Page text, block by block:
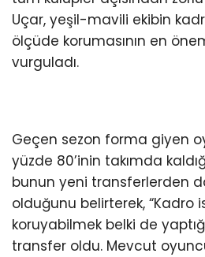
Uçar, yeşil-mavili ekibin
ölçüde korumasının en
vurguladı.
Geçen sezon forma giyen
yüzde 80’inin takımda
bunun yeni transferlerden
olduğunu belirterek, “Kadro
koruyabilmek belki de
transfer oldu. Mevcut